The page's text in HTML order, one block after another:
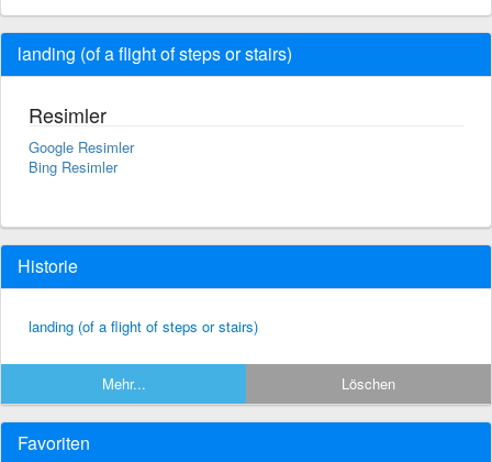
landing (of a flight of steps or stairs)
Resimler
Google Resimler
Bing Resimler
Historie
landing (of a flight of steps or stairs)
Mehr... Löschen
Favoriten